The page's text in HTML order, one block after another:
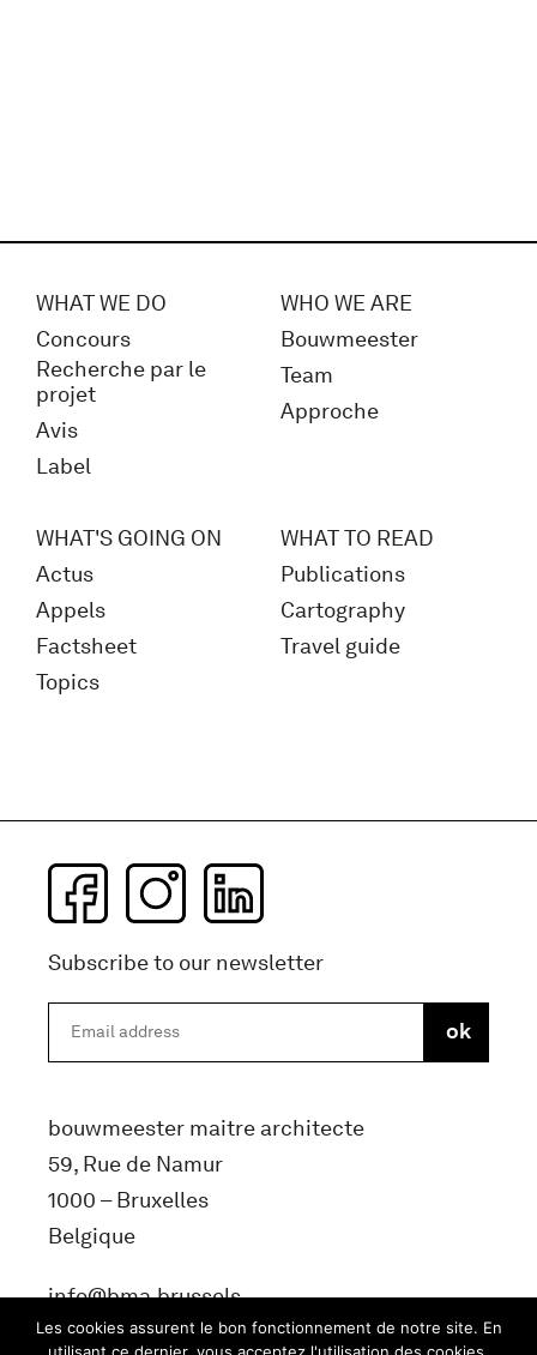
WHAT WE DO
Concours
Recherche par le
projet
Avis
Label
WHO WE ARE
Bouwmeester
Team
Approche
WHAT'S GOING ON
Actus
Appels
Factsheet
Topics
WHAT TO READ
Publications
Cartography
Travel guide
Subscribe to our newsletter
bouwmeester maitre architecte
59, Rue de Namur
1000 – Bruxelles
Belgique
info@bma.brussels
Les cookies assurent le bon fonctionnement de notre site. En